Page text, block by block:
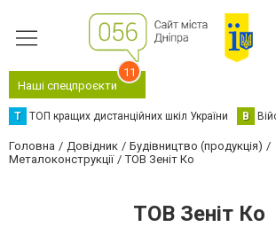
Наші спецпроєкти
11
Т ТОП кращих дистанційних шкіл України В
Головна Довідник
Будівництво (продукція)
Металоконструкції
ТОВ Зеніт Ко
ТОВ Зеніт Ко